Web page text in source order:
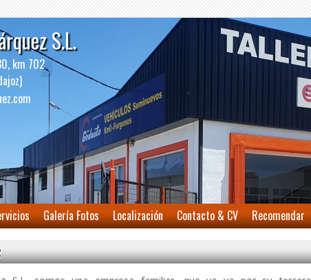
S.L.
km 702
Galería Fotos Localización Contacto & CV Recomendar